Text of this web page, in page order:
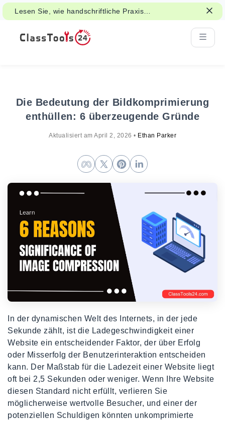
Lesen Sie, wie handschriftliche Praxis
Aufmerksamkeit, Gedächtnis und Lernen
unterstützen kann.
Die Bedeutung der Bildkomprimierung
enthüllen: 6 überzeugende Gründe
Aktualisiert am April 2, 2026 • Ethan Parker
In der dynamischen Welt des Internets, in der jede
Sekunde zählt, ist die Ladegeschwindigkeit einer
Website ein entscheidender Faktor, der über Erfolg
oder Misserfolg der Benutzerinteraktion entscheiden
kann. Der Maßstab für die Ladezeit einer Website liegt
oft bei 2,5 Sekunden oder weniger. Wenn Ihre Website
diesen Standard nicht erfüllt, verlieren Sie
möglicherweise wertvolle Besucher, und einer der
potenziellen Schuldigen könnten unkomprimierte